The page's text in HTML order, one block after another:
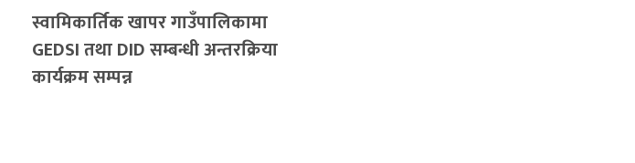
स्वामिकार्तिक खापर गाउँपालिकामा
GEDSI तथा DID सम्बन्धी अन्तरक्रिया
कार्यक्रम सम्पन्न